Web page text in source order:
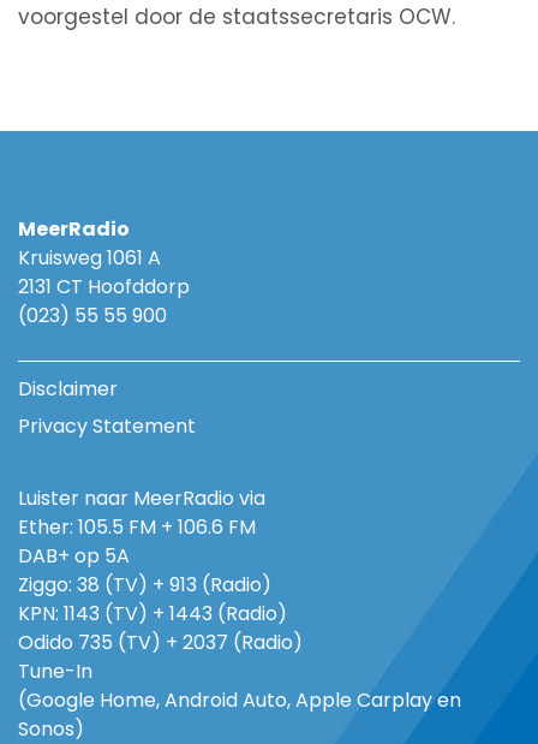
voorgestel door de staatssecretaris OCW.
MeerRadio
Kruisweg 1061 A
2131 CT Hoofddorp
(023) 55 55 900
Disclaimer
Privacy Statement
Luister naar MeerRadio via
Ether: 105.5 FM + 106.6 FM
DAB+ op 5A
Ziggo: 38 (TV) + 913 (Radio)
KPN: 1143 (TV) + 1443 (Radio)
Odido 735 (TV) + 2037 (Radio)
Tune-In
(Google Home, Android Auto, Apple Carplay en
Sonos)